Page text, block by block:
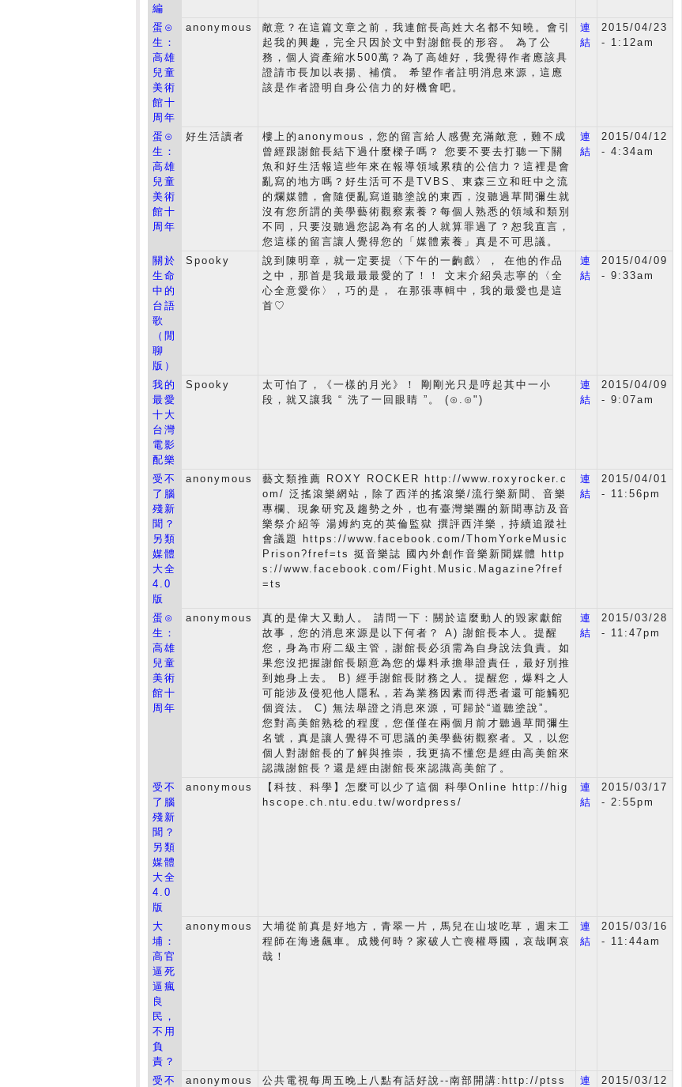
編
蛋⊙
生：
高雄
兒童
美術
館十
周年
anonymous
敵意？在這篇文章之前，我連館長高姓大名都不知曉。會引
起我的興趣，完全只因於文中對謝館長的形容。 為了公
務，個人資產縮水500萬？為了高雄好，我覺得作者應該具
證請市長加以表揚、補償。 希望作者註明消息來源，這應
該是作者證明自身公信力的好機會吧。
連
結
2015/04/23
- 1:12am
蛋⊙
生：
高雄
兒童
美術
館十
周年
好生活讀者
樓上的anonymous，您的留言給人感覺充滿敵意，難不成
曾經跟謝館長結下過什麼樑子嗎？ 您要不要去打聽一下關
魚和好生活報這些年來在報導領域累積的公信力？這裡是會
亂寫的地方嗎？好生活可不是TVBS、東森三立和旺中之流
的爛媒體，會隨便亂寫道聽塗說的東西，沒聽過草間彌生就
沒有您所謂的美學藝術觀察素養？每個人熟悉的領域和類別
不同，只要沒聽過您認為有名的人就算罪過了？恕我直言，
您這樣的留言讓人覺得您的「媒體素養」真是不可思議。
連
結
2015/04/12
- 4:34am
關於
生命
中的
台語
歌
（閒
聊
版）
Spooky
說到陳明章，就一定要提〈下午的一齣戲〉， 在他的作品
之中，那首是我最最最愛的了！！ 文末介紹吳志寧的〈全
心全意愛你〉，巧的是， 在那張專輯中，我的最愛也是這
首♡
連
結
2015/04/09
- 9:33am
我的
最愛
十大
台灣
電影
配樂
Spooky
太可怕了，《一樣的月光》！ 剛剛光只是哼起其中一小
段，就又讓我 “ 洗了一回眼睛 ”。 (⊙.⊙")
連
結
2015/04/09
- 9:07am
受不
了腦
殘新
聞？
另類
媒體
大全
4.0
版
anonymous
藝文類推薦 ROXY ROCKER http://www.roxyrocker.c
om/ 泛搖滾樂網站，除了西洋的搖滾樂/流行樂新聞、音樂
專欄、現象研究及趨勢之外，也有臺灣樂團的新聞專訪及音
樂祭介紹等 湯姆約克的英倫監獄 撰評西洋樂，持續追蹤社
會議題 https://www.facebook.com/ThomYorkeMusic
Prison?fref=ts 挺音樂誌 國內外創作音樂新聞媒體 http
s://www.facebook.com/Fight.Music.Magazine?fref
=ts
連
結
2015/04/01
- 11:56pm
蛋⊙
生：
高雄
兒童
美術
館十
周年
anonymous
真的是偉大又動人。 請問一下：關於這麼動人的毀家獻館
故事，您的消息來源是以下何者？ A) 謝館長本人。提醒
您，身為市府二級主管，謝館長必須需為自身說法負責。如
果您沒把握謝館長願意為您的爆料承擔舉證責任，最好別推
到她身上去。 B) 經手謝館長財務之人。提醒您，爆料之人
可能涉及侵犯他人隱私，若為業務因素而得悉者還可能觸犯
個資法。 C) 無法舉證之消息來源，可歸於“道聽塗說”。
您對高美館熟稔的程度，您僅僅在兩個月前才聽過草間彌生
名號，真是讓人覺得不可思議的美學藝術觀察者。又，以您
個人對謝館長的了解與推崇，我更搞不懂您是經由高美館來
認識謝館長？還是經由謝館長來認識高美館了。
連
結
2015/03/28
- 11:47pm
受不
了腦
殘新
聞？
另類
媒體
大全
4.0
版
anonymous
【科技、科學】怎麼可以少了這個 科學Online http://hig
hscope.ch.ntu.edu.tw/wordpress/
連
結
2015/03/17
- 2:55pm
大
埔：
高官
逼死
逼瘋
良
民，
不用
負
責？
anonymous
大埔從前真是好地方，青翠一片，馬兒在山坡吃草，週末工
程師在海邊飆車。成幾何時？家破人亡喪權辱國，哀哉啊哀
哉！
連
結
2015/03/16
- 11:44am
受不 anonymous 公共電視每周五晚上八點有話好說--南部開講:http://ptss 連 2015/03/12